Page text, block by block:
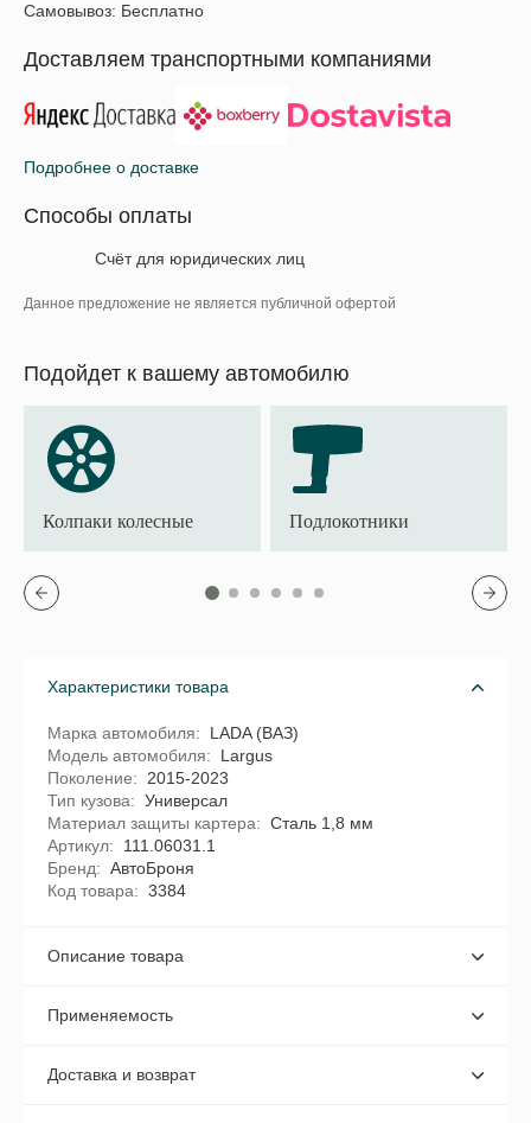
Самовывоз: Бесплатно
Доставляем транспортными компаниями
Подробнее о доставке
Способы оплаты
Счёт для юридических лиц
Данное предложение не является публичной офертой
Подойдет к вашему автомобилю
Колпаки колесные Подлокотники
Характеристики товара
Марка автомобиля
LADA (ВАЗ)
Модель автомобиля
Largus
Поколение
2015-2023
Тип кузова
Универсал
Материал защиты картера
Сталь 1,8 мм
Артикул
111.06031.1
Бренд
АвтоБроня
Код товара
3384
Описание товара
Применяемость
Доставка и возврат